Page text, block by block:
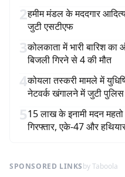
2हमीम मंडल के मददगार
जुटी एसटीएफ
3कोलकाता में भारी बारिश
बिजली गिरने से 4 की मौत
4कोयला तस्करी मामले में
नेटवर्क खंगालने में जुटी पुलिस
515 लाख के इनामी मदन
गिरफ्तार, एके-47 और
SPONSORED LINKSby Taboola